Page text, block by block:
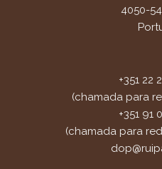
4050-
+351 22
(chamada para
+351 91
(chamada para